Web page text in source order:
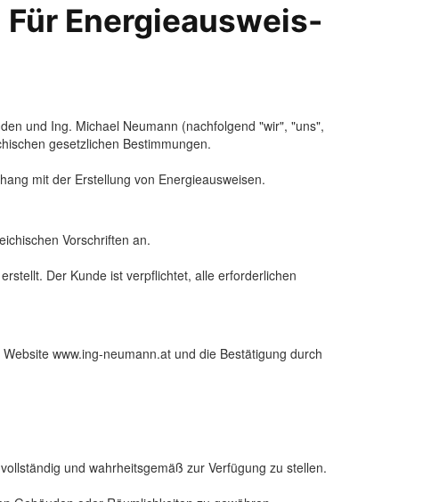
Energieausweis-
und Ing. Michael Neumann (nachfolgend "wir", "uns",
gesetzlichen Bestimmungen.
mit der Erstellung von Energieausweisen.
Vorschriften an.
Der Kunde ist verpflichtet, alle erforderlichen
www.ing-neumann.at und die Bestätigung durch
und wahrheitsgemäß zur Verfügung zu stellen.